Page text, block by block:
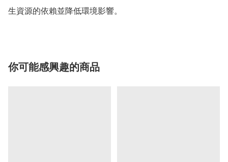
生資源的依賴並降低環境影響。
你可能感興趣的商品